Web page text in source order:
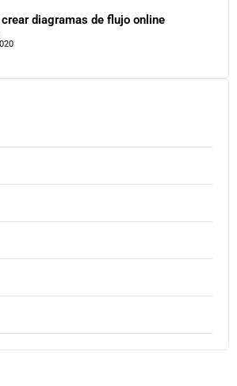
diagramas de flujo online